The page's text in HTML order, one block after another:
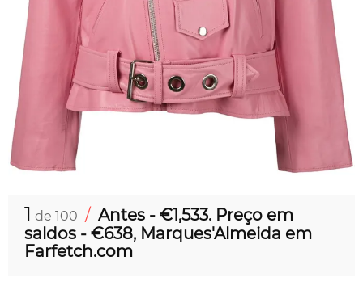
1 de 100 / Antes - €1,533. Preço em
saldos - €638, Marques'Almeida em
Farfetch.com